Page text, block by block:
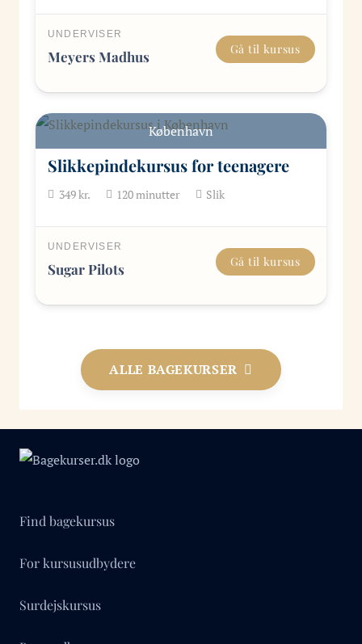
UNDERVISER
Meyers Madhus Gå til kursus
København
Slikkepindekursus for teenagere
349kr. 120minutter Slik
UNDERVISER
Sugar Pilots Gå til kursus
ALLE BAGEKURSER
Find bagekursus
For kursusudbydere
Surdejskursus